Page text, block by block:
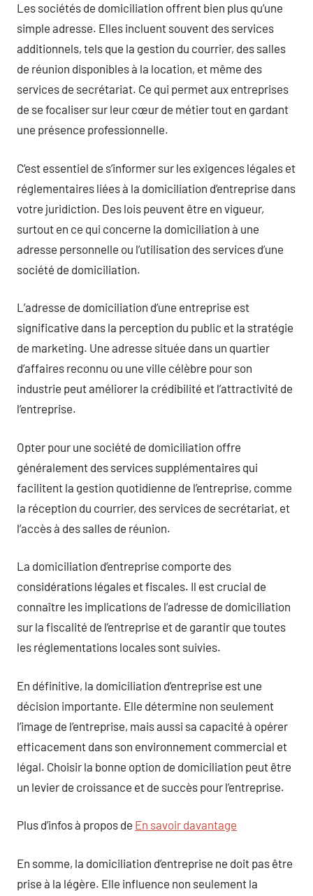
Les sociétés de domiciliation offrent bien plus qu’une
simple adresse. Elles incluent souvent des services
additionnels, tels que la gestion du courrier, des salles
de réunion disponibles à la location, et même des
services de secrétariat. Ce qui permet aux entreprises
de se focaliser sur leur cœur de métier tout en gardant
une présence professionnelle.
C’est essentiel de s’informer sur les exigences légales et
réglementaires liées à la domiciliation d’entreprise dans
votre juridiction. Des lois peuvent être en vigueur,
surtout en ce qui concerne la domiciliation à une
adresse personnelle ou l’utilisation des services d’une
société de domiciliation.
L’adresse de domiciliation d’une entreprise est
significative dans la perception du public et la stratégie
de marketing. Une adresse située dans un quartier
d’affaires reconnu ou une ville célèbre pour son
industrie peut améliorer la crédibilité et l’attractivité de
l’entreprise.
Opter pour une société de domiciliation offre
généralement des services supplémentaires qui
facilitent la gestion quotidienne de l’entreprise, comme
la réception du courrier, des services de secrétariat, et
l’accès à des salles de réunion.
La domiciliation d’entreprise comporte des
considérations légales et fiscales. Il est crucial de
connaître les implications de l’adresse de domiciliation
sur la fiscalité de l’entreprise et de garantir que toutes
les réglementations locales sont suivies.
En définitive, la domiciliation d’entreprise est une
décision importante. Elle détermine non seulement
l’image de l’entreprise, mais aussi sa capacité à opérer
efficacement dans son environnement commercial et
légal. Choisir la bonne option de domiciliation peut être
un levier de croissance et de succès pour l’entreprise.
Plus d’infos à propos de En savoir davantage
En somme, la domiciliation d’entreprise ne doit pas être
prise à la légère. Elle influence non seulement la